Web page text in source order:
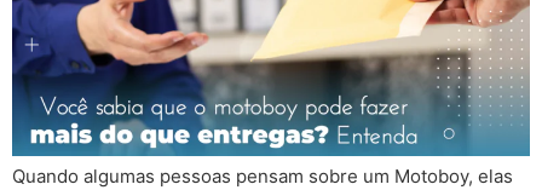
Quando algumas pessoas pensam sobre um Motoboy, elas